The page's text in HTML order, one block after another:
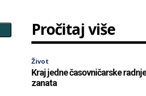
Pročitaj više
Život
Kraj jedne časovničarske
zanata